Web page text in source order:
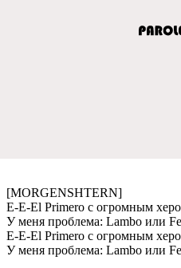
[MORGENSHTERN]
E-E-El Primero с огромным
У меня проблема: Lambo или
E-E-El Primero с огромным
У меня проблема: Lambo или